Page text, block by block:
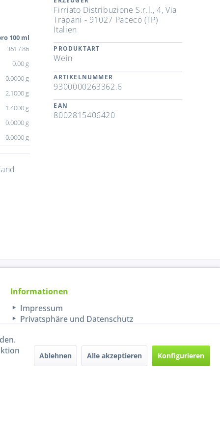
100 ml
361 / 86
0.00 g
0.0000 g
2.1000 g
1.4000 g
0.0000 g
0.0000 g
Firriato Distribuzione S.r.l., 4, Via
Trapani - 91027 Paceco (TP)
Italien
PRODUKTART
Wein
ARTIKELNUMMER
9300000263362.6
EAN
8002815406420
Informationen
Impressum
Privatsphäre und Datenschutz
Ablehnen Alle akzeptieren Konfigurieren